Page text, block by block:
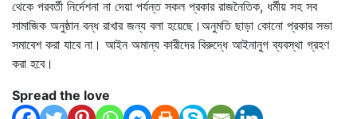
থেকে পরবর্তী নির্দেশনা না দেয়া পর্যন্ত সকল প্রকার রাজনৈতিক, ধর্মীয় সহ সব
সামাজিক অনুষ্ঠান বন্ধ রাখার জন্য বলা হয়েছে।অনুমতি ছাড়া কোনো প্রকার সভা
সমাবেশ করা যাবে না। আইন অমান্য কারীদের বিরুদ্ধে আইনানুগ ব্যবস্থা গ্রহণ
করা হবে।
Spread the love